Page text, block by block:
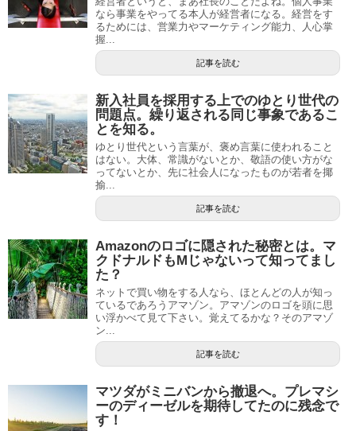
なら事業をやってる本人が経営者になる。経営をす
るためには、営業力やマーケティング能力、人心掌
握...
記事を読む
新入社員を採用する上でのゆとり世代の
問題点。繰り返される同じ事象であるこ
とを知る。
ゆとり世代という言葉が、褒め言葉に使われること
はない。大体、常識がないとか、敬語の使い方がな
ってないとか、先に社会人になったものが若者を揶
揄...
記事を読む
Amazonのロゴに隠された秘密とは。マ
クドナルドもMじゃないって知ってまし
た？
ネットで買い物をする人なら、ほとんどの人が知っ
ているであろうアマゾン。アマゾンのロゴを頭に思
い浮かべて見て下さい。覚えてるかな？そのアマゾ
ン...
記事を読む
マツダがミニバンから撤退へ。プレマシ
ーのディーゼルを期待してたのに残念で
す！